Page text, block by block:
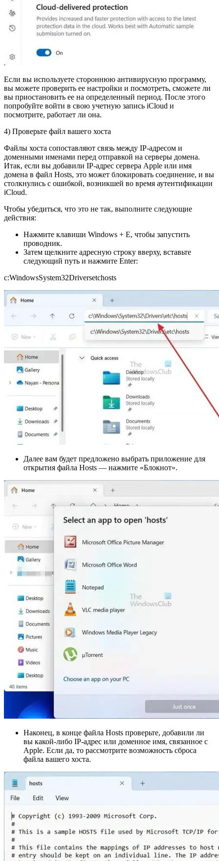
Если вы используете стороннюю антивирусную программу,
вы можете проверить ее настройки и посмотреть, сможете ли
вы приостановить ее на определенный период. После этого
попробуйте войти в свою учетную запись iCloud и
посмотрите, работает ли она.
4) Проверьте файл вашего хоста
Файлы хоста сопоставляют связь между IP-адресом и
доменными именами перед отправкой на серверы домена.
Итак, если вы добавили IP-адрес сервера Apple или имя
домена в файл Hosts, это может блокировать соединение, и вы
столкнулись с ошибкой, возникшей во время аутентификации
iCloud.
Чтобы убедиться, что это не так, выполните следующие
действия:
Нажмите клавиши Windows + E, чтобы запустить
проводник.
Затем щелкните адресную строку вверху, вставьте
следующий путь и нажмите Enter:
c:WindowsSystem32Driversetchosts
Далее вам будет предложено выбрать приложение для
открытия файла Hosts — нажмите «Блокнот».
Наконец, в конце файла Hosts проверьте, добавили ли
вы какой-либо IP-адрес или доменное имя, связанное с
Apple. Если да, то рассмотрите возможность сброса
файла вашего хоста.